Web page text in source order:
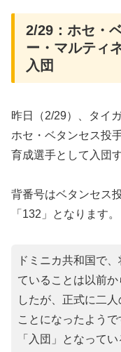
2/29：ホセ・
ー・マルティ
入団
昨日（2/29）、タイ
ホセ・ベタンセス投
育成選手として入団
背番号はベタンセス
「132」となります。
ドミニカ共和国で
ていることは以前
したが、正式に二
ことになったようで
「入団」となって